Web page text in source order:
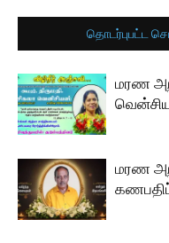
தொடர்புபட்ட
மரண
மரண